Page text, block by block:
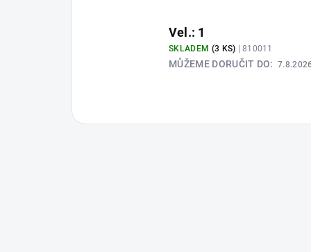
Vel.: 1
SKLADEM (3 KS) | 810011
MŮŽEME DORUČIT DO: